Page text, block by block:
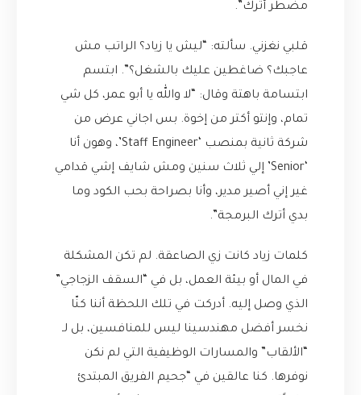
مضطر أترك”.
قلبي نغزني. سألته: “ليش يا زياد؟ الراتب مش
عاجبك؟ ضاغطين عليك بالشغل؟”. ابتسم
ابتسامة باهتة وقال: “لا والله يا أبو عمر، كل شي
تمام، وإنتو أكتر من إخوة. بس اجاني عرض من
شركة ثانية بمنصب ‘Staff Engineer’، وهون أنا
‘Senior’ إلي ثلاث سنين ومش شايف إشي قدامي
غير إني أصير مدير، وأنا بصراحة بحب الكود وما
بدي أترك البرمجة”.
كلمات زياد كانت زي الصاعقة. لم تكن المشكلة
في المال أو بيئة العمل، بل في “السقف الزجاجي”
الذي وصل إليه. أدركت في تلك اللحظة أننا كنّا
نخسر أفضل مهندسينا ليس للمنافسين، بل لـ
“الألقاب” والمسارات الوظيفية التي لم نكن
نوفرها. كنا عالقين في “جحيم الفريق المبتدئ